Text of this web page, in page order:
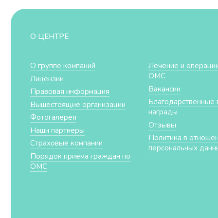
О ЦЕНТРЕ
О группе компаний
Лицензии
Правовая информация
Вышестоящие организации
Фотогалерея
Наши партнеры
Страховые компании
Порядок приема граждан по
ОМС
Лечение и
ОМС
Вакансии
Благодарственные
награды
Отзывы
Политика в
персональных